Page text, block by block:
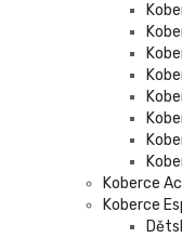
Koberce
Koberce